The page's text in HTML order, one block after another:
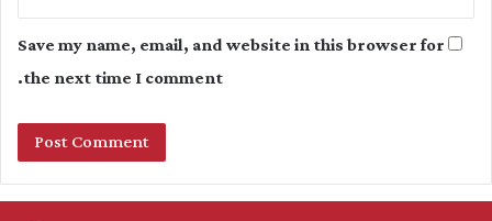
Save my name, email, and website in this browser for
the next time I comment.